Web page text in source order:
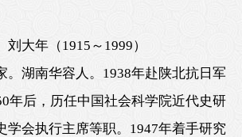
刘大年（1915～1999）
。湖南华容人。1938年赴陕北抗日军
年后，历任中国社会科学院近代史研
学会执行主席等职。1947年着手研究